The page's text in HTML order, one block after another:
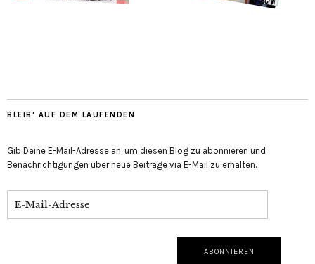
BLEIB' AUF DEM LAUFENDEN
Gib Deine E-Mail-Adresse an, um diesen Blog zu abonnieren und
Benachrichtigungen über neue Beiträge via E-Mail zu erhalten.